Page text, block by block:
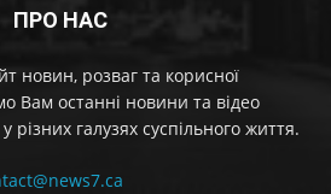
ПРО НАС
новин, розваг та корисної
Вам останні новини та відео
різних галузях суспільного життя.